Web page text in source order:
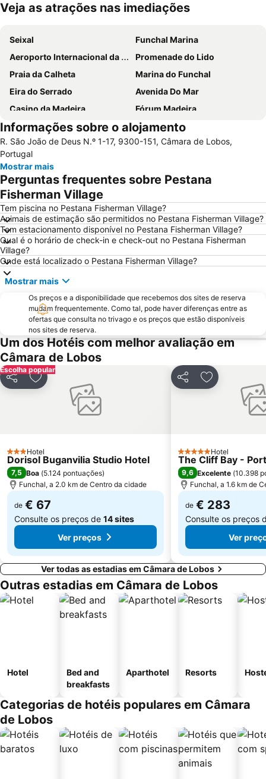
Ampliar mapa
Veja as atrações nas imediações
Seixal
Funchal Marina
Aeroporto Internacional da Madeira Cristiano Ronaldo
Promenade do Lido
Praia da Calheta
Marina do Funchal
Eira do Serrado
Avenida Do Mar
Casino da Madeira
Fórum Madeira
Sé Catedral do Funchal
Praia Machico
Parque temático da Madeira
Praia do Sol
Casas Típicas de Santana
Avenida Arriaga
Igreja de São Martinho
Monte Palace Tropical Garden
Santa Maria
Miradouro Ponta do Sol
Clube de Golfe Santo da Serra
Parque Madeira Magic - Cidade das Crianças
Complexo Balnear de Ponta Delgada
Reid’s Palace Classic Auto Show
Porto de Ribeira Brava-Madeira
Jardim de São Martinho
Roseiral da Quinta do Arco
São Lourenço
Miradouro do Cabo Girão
Madalena do Mar
Madeira Story Centre
Igreja de Nossa Senhora da Luz
Jardim Publico da Ajuda
Jardim Botânico da Madeira
Vila Beach
Sociedade Turística Palheiro Golfe
Informações sobre o alojamento
R. São João de Deus N.º 1-17, 9300-151, Câmara de Lobos,
Portugal
Mostrar mais
Perguntas frequentes sobre Pestana
Fisherman Village
Tem piscina no Pestana Fisherman Village?
Animais de estimação são permitidos no Pestana Fisherman Village?
Tem estacionamento disponível no Pestana Fisherman Village?
Qual é o horário de check-in e check-out no Pestana Fisherman
Village?
Onde está localizado o Pestana Fisherman Village?
Mostrar mais
Os preços e a disponibilidade que recebemos dos sites de reserva
mudam frequentemente. Como tal, pode haver diferenças entre as
ofertas que consulta no trivago e os preços que estão disponíveis
nos sites de reserva.
Um dos Hotéis com melhor avaliação em
Câmara de Lobos
Escolha popular
PartilharAdicionar aos favoritos
3 Estrelas
Hotel
Dorisol Buganvilia Studio Hotel
7,5 Boa (5.124 pontuações)
Funchal, a 2.0 km de Centro da cidade
de € 67
Consulte os preços de 14 sites
Ver preços
PartilharAdicionar
5 EstrelasHotel
The Cliff Bay -
9,6 Excelente (10.398
Funchal, a 1.6 km de
de € 283
Consulte os preços
Ver
Ver todas as estadias em Câmara de Lobos
Outras estadias em Câmara de Lobos
Hotel
Bed and
breakfasts
Aparthotel Resorts
Categorias de hotéis populares em Câmara
de Lobos